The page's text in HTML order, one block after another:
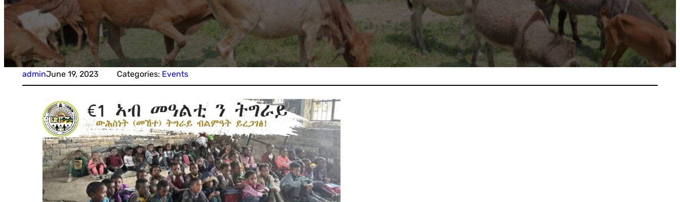
adminJune 19, 2023 Categories: Events